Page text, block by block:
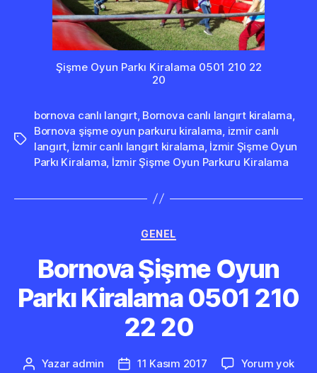
Şişme Oyun Parkı Kiralama 0501 210 22
20
Etiketler
bornova canlı langırt, Bornova canlı langırt kiralama,
Bornova şişme oyun parkuru kiralama, izmir canlı
langırt, İzmir canlı langırt kiralama, İzmir Şişme Oyun
Parkı Kiralama, İzmir Şişme Oyun Parkuru Kiralama
Kategoriler
GENEL
Bornova Şişme Oyun
Parkı Kiralama 0501 210
22 20
Yazının
Yazar admin
Yazı11 Kasım 2017 Yorum yok